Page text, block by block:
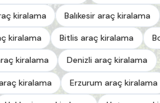
kiralama Balıkesir araç kiralama
kiralama Bitlis araç kiralama
kiralama Denizli araç kiralama
kiralama Erzurum araç kiralama